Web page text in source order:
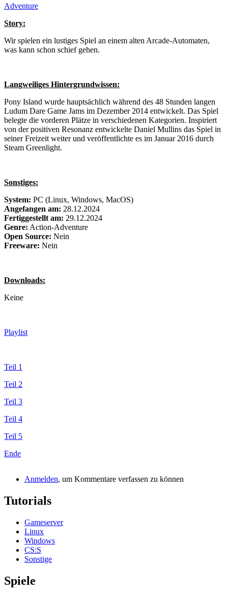
Adventure
Story:
Wir spielen ein lustiges Spiel an einem alten Arcade-Automaten,
was kann schon schief gehen.
Langweiliges Hintergrundwissen:
Pony Island wurde hauptsächlich während des 48 Stunden langen
Ludum Dare Game Jams im Dezember 2014 entwickelt. Das Spiel
belegte die vorderen Plätze in verschiedenen Kategorien. Inspiriert
von der positiven Resonanz entwickelte Daniel Mullins das Spiel in
seiner Freizeit weiter und veröffentlichte es im Januar 2016 durch
Steam Greenlight.
Sonstiges:
System: PC (Linux, Windows, MacOS)
Angefangen am: 28.12.2024
Fertiggestellt am: 29.12.2024
Genre: Action-Adventure
Open Source: Nein
Freeware: Nein
Downloads:
Keine
Playlist
Teil 1
Teil 2
Teil 3
Teil 4
Teil 5
Ende
Anmelden, um Kommentare verfassen zu können
Tutorials
Gameserver
Linux
Windows
CS:S
Sonstige
Spiele